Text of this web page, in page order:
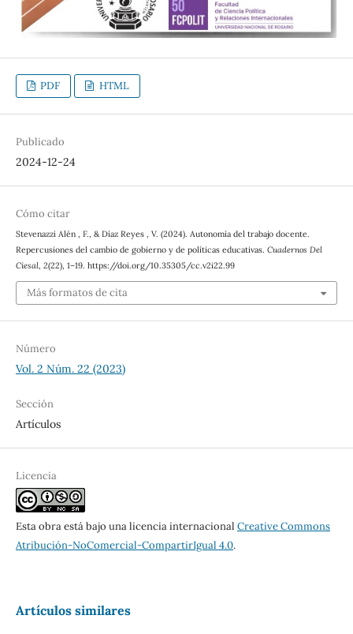
PDF HTML
Publicado
2024-12-24
Cómo citar
Stevenazzi Alén , F., & Díaz Reyes , V. (2024). Autonomía del trabajo docente.
Repercusiones del cambio de gobierno y de políticas educativas. Cuadernos Del
Ciesal, 2(22), 1–19. https://doi.org/10.35305/cc.v2i22.99
Más formatos de cita
Número
Vol. 2 Núm. 22 (2023)
Sección
Artículos
Licencia
Esta obra está bajo una licencia internacional Creative Commons
Atribución-NoComercial-CompartirIgual 4.0.
Artículos similares